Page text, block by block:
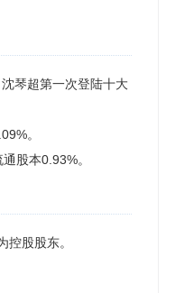
琴超第一次登陆十大
。
股本0.93%。
股股东。